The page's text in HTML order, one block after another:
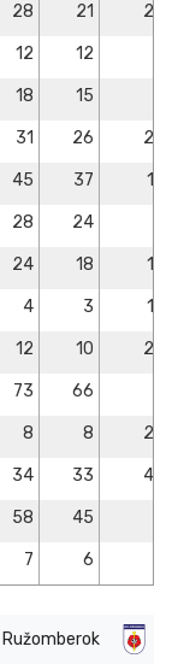
28 21 2
12 12
18 15
31 26 2
45 37 1
28 24
24 18 1
4 3 1
12 10 2
73 66
8 8 2
34 33 4
58 45
7 6
Ružomberok